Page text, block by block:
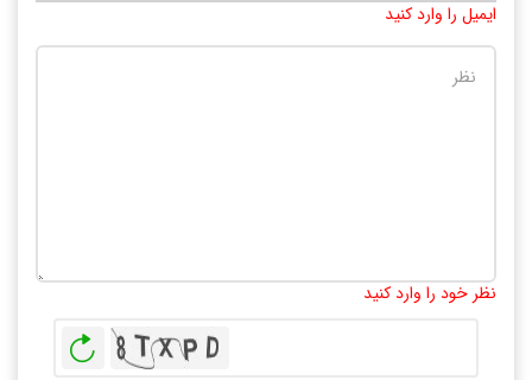
ایمیل را وارد کنید
نظر خود را وارد کنید